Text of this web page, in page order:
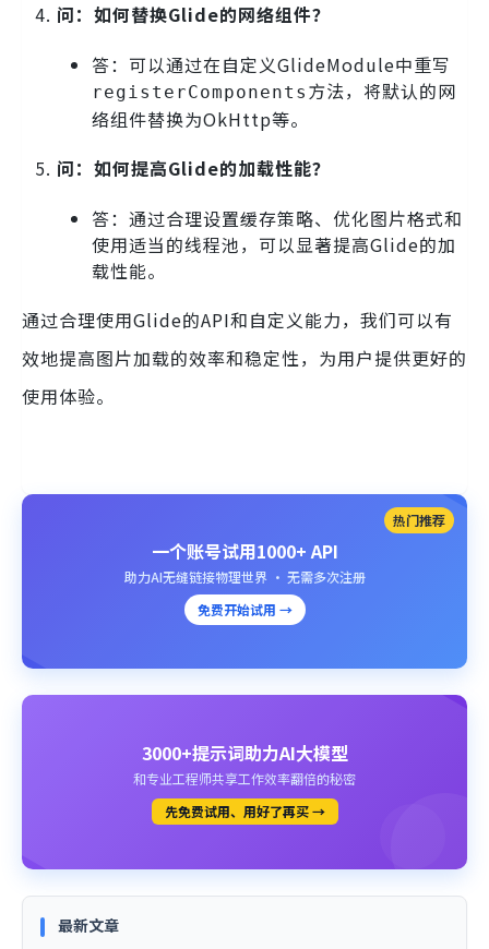
问：如何替换Glide的网络组件？
答：可以通过在自定义GlideModule中重写
registerComponents 方法，将默认的网
络组件替换为OkHttp等。
问：如何提高Glide的加载性能？
答：通过合理设置缓存策略、优化图片格式和
使用适当的线程池，可以显著提高Glide的加
载性能。
通过合理使用Glide的API和自定义能力，我们可以有
效地提高图片加载的效率和稳定性，为用户提供更好的
使用体验。
热门推荐
一个账号试用1000+ API
助力AI无缝链接物理世界 · 无需多次注册
免费开始试用 →
3000+提示词助力AI大模型
和专业工程师共享工作效率翻倍的秘密
先免费试用、用好了再买 →
最新文章